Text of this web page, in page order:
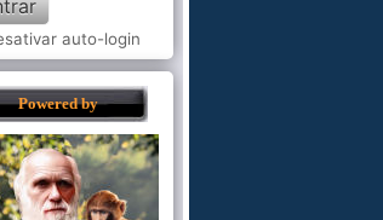
auto-login
Powered by